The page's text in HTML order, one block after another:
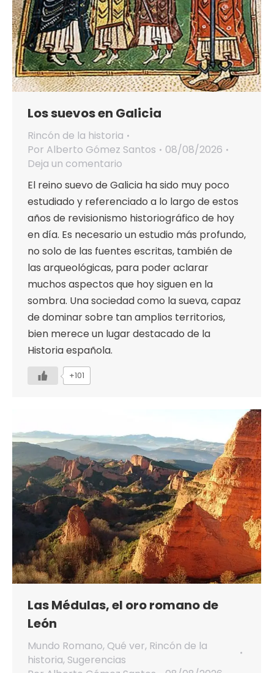
Los suevos en Galicia
Rincón de la historia
Por Alberto Gómez Santos
08/08/2026
Deja un comentario
El reino suevo de Galicia ha sido muy poco
estudiado y referenciado a lo largo de estos
años de revisionismo historiográfico de hoy
en día. Es necesario un estudio más profundo,
no solo de las fuentes escritas, también de
las arqueológicas, para poder aclarar
muchos aspectos que hoy siguen en la
sombra. Una sociedad como la sueva, capaz
de dominar sobre tan amplios territorios,
bien merece un lugar destacado de la
Historia española.
+101
Las Médulas, el oro romano de
León
Mundo Romano, Qué ver, Rincón de la
historia, Sugerencias